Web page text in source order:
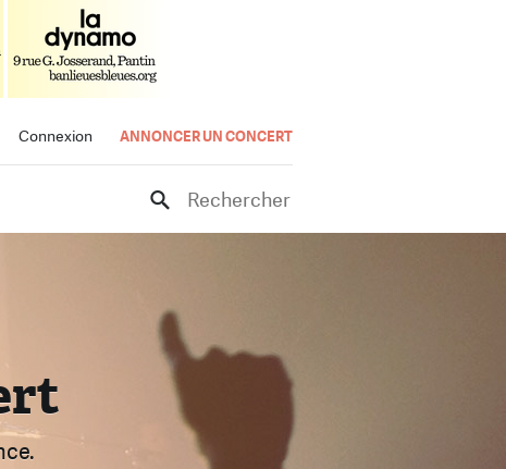
Connexion ANNONCER UN CONCERT
Rechercher